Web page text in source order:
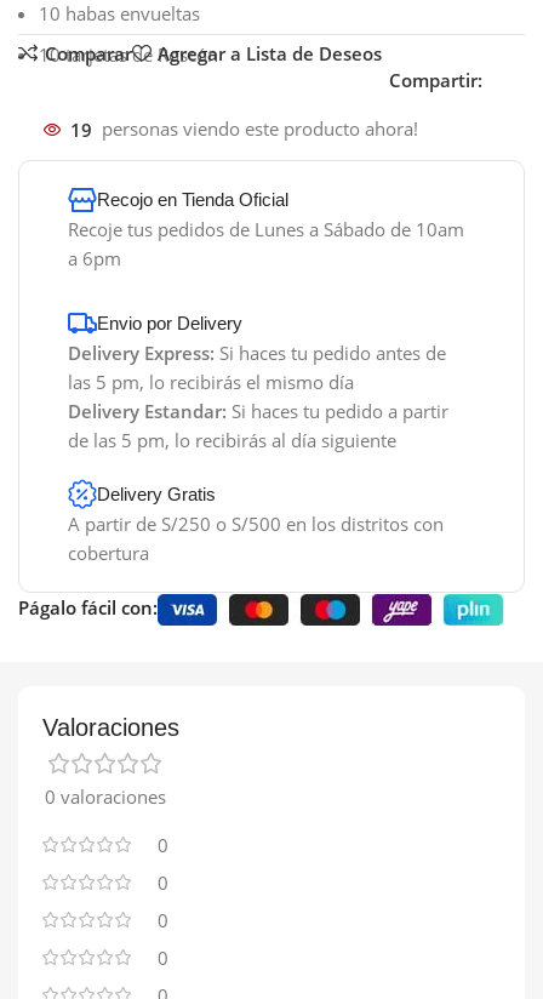
10 habas envueltas
10 tarjetas de Roscón
Comparar
Agregar a Lista de Deseos
Compartir:
19 personas viendo este producto ahora!
Recojo en Tienda Oficial
Recoje tus pedidos de Lunes a Sábado de 10am
a 6pm
Envio por Delivery
Delivery Express: Si haces tu pedido antes de
las 5 pm, lo recibirás el mismo día
Delivery Estandar: Si haces tu pedido a partir
de las 5 pm, lo recibirás al día siguiente
Delivery Gratis
A partir de S/250 o S/500 en los distritos con
cobertura
Págalo fácil con:
Valoraciones
0 valoraciones
0
0
0
0